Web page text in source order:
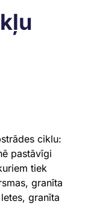
ciklu:
pastāvīgi
tiek
granīta
granīta